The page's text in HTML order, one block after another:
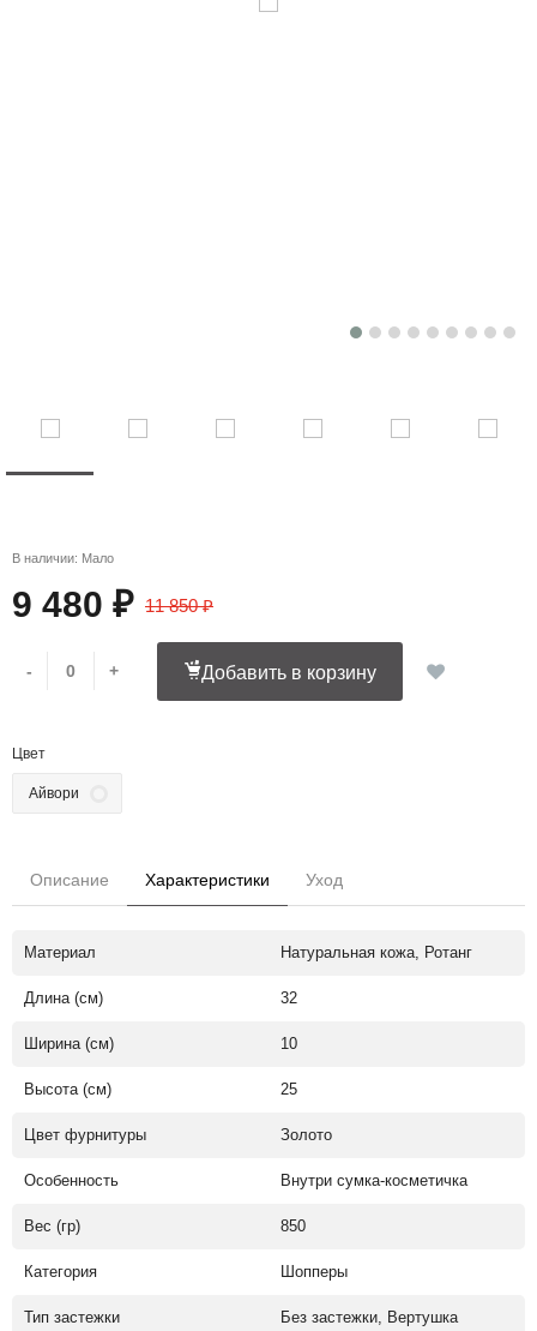
В наличии: Мало
9 480 ₽ 11 850 ₽
- + Добавить в корзину
Цвет
Айвори
Описание Характеристики Уход
Материал Натуральная кожа, Ротанг
Длина (см) 32
Ширина (см) 10
Высота (см) 25
Цвет фурнитуры Золото
Особенность Внутри сумка-косметичка
Вес (гр) 850
Категория Шопперы
Тип застежки Без застежки, Вертушка